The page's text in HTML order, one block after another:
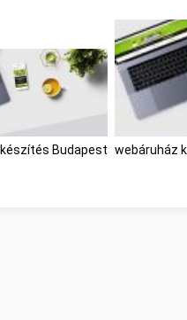
Budapest webáruház